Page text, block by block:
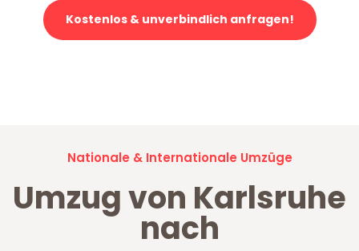
Kostenlos & unverbindlich anfragen!
Nationale & Internationale Umzüge
Umzug von Karlsruhe
nach